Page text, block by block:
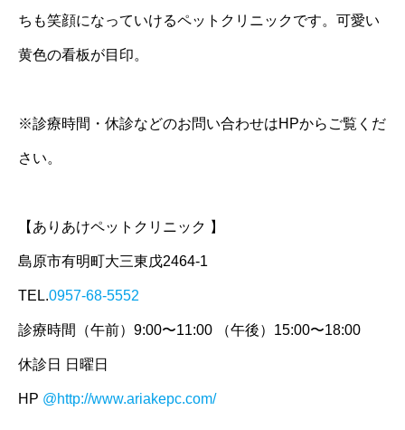
ちも笑顔になっていけるペットクリニックです。可愛い
黄色の看板が目印。
※診療時間・休診などのお問い合わせはHPからご覧くだ
さい。
【ありあけペットクリニック 】
島原市有明町大三東戊2464-1
TEL.0957-68-5552
診療時間（午前）9:00〜11:00 （午後）15:00〜18:00
休診日 日曜日
HP @http://www.ariakepc.com/